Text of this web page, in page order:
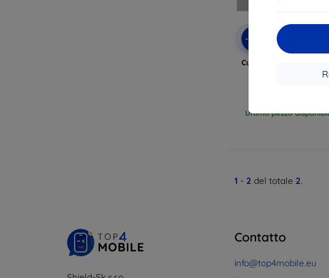
-10%
Codice
sconto
Custodia in gomma LG
Ultimo pezzo
1 - 2 del totale 2.
Contatto
info@top4mobile.eu